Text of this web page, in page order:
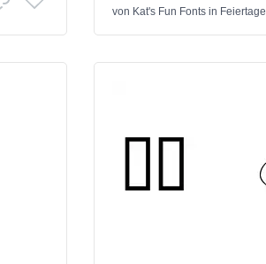
von Kat's Fun Fontsin Feiertage